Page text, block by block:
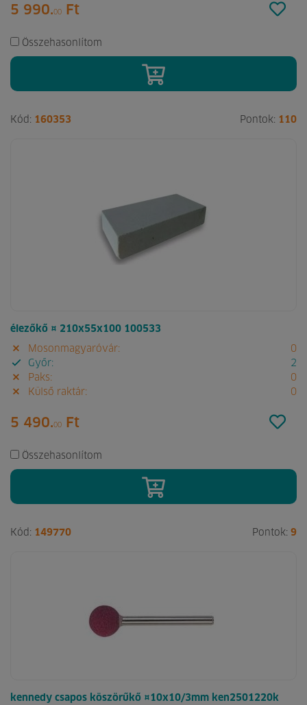
5 990.00 Ft
Összehasonlítom
Kód: 160353 Pontok: 110
élezőkő ¤ 210x55x100 100533
Mosonmagyaróvár:
0
Győr:
2
Paks:
0
Külső raktár:
0
5 490.00 Ft
Összehasonlítom
Kód: 149770 Pontok: 9
kennedy csapos köszörűkő ¤10x10/3mm ken2501220k